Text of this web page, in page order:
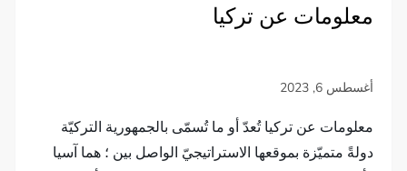
معلومات عن تركيا
معلومات عن تركيا تُعدّ أو ما تُسمّى بالجمهورية التركيّة
دولةً متميّزة بموقعها الاستراتيجيّ الواصل بين ؛ هما آسيا